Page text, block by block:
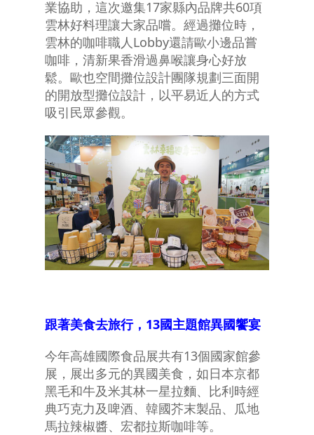
業協助，這次邀集17家縣內品牌共60項
雲林好料理讓大家品嚐。經過攤位時，
雲林的咖啡職人Lobby還請歐小邊品嘗
咖啡，清新果香滑過鼻喉讓身心好放
鬆。歐也空間攤位設計團隊規劃三面開
的開放型攤位設計，以平易近人的方式
吸引民眾參觀。
跟著美食去旅行，13國主題館異國饗宴
今年高雄國際食品展共有13個國家館參
展，展出多元的異國美食，如日本京都
黑毛和牛及米其林一星拉麵、比利時經
典巧克力及啤酒、韓國芥末製品、瓜地
馬拉辣椒醬、宏都拉斯咖啡等。